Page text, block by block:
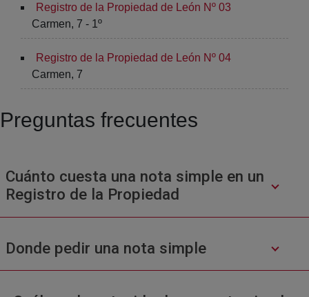
Registro de la Propiedad de León Nº 03
Carmen, 7 - 1º
Registro de la Propiedad de León Nº 04
Carmen, 7
Preguntas frecuentes
Cuánto cuesta una nota simple en un
Registro de la Propiedad
Donde pedir una nota simple